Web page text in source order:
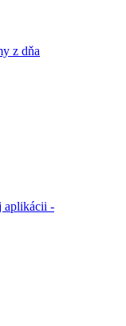
z dňa
aplikácii -